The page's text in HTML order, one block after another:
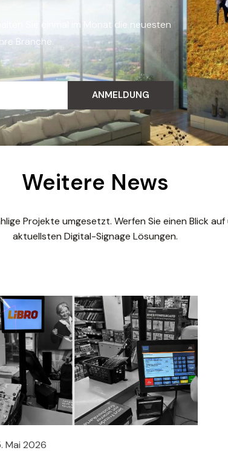
Sie einmal im Monat die neuesten
Branche.
ANMELDUNG
Weitere News
Projekte umgesetzt. Werfen Sie einen Blick auf
aktuellsten Digital-Signage Lösungen.
Mai 2026